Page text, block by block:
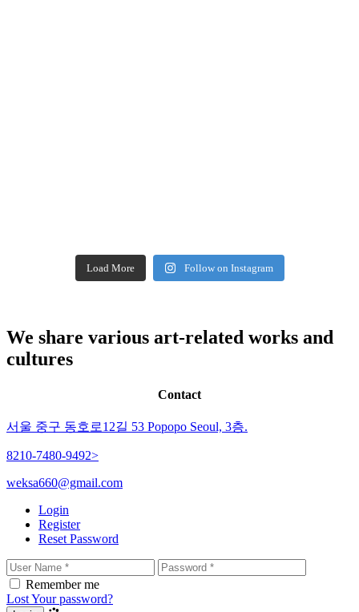
Load More Follow on Instagram
We share various art-related works and
cultures
Contact
서울 중구 동호로12길 53 Popopo Seoul, 3층.
8210-7480-9492>
weksa660@gmail.com
Login
Register
Reset Password
Remember me
Lost Your password?